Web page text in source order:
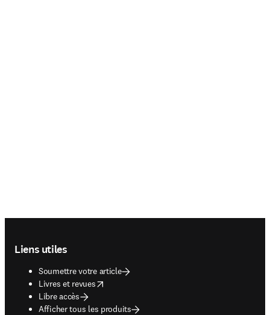
Liens utiles
Soumettre votre article
Livres et revues
opens in new tab/window
Libre accès
Afficher tous les produits